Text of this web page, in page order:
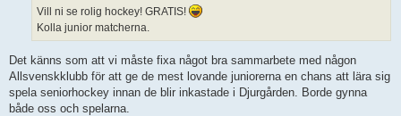
Vill ni se rolig hockey! GRATIS!
Kolla junior matcherna.
Det känns som att vi måste fixa något bra sammarbete med någon
Allsvenskklubb för att ge de mest lovande juniorerna en chans att lära sig
spela seniorhockey innan de blir inkastade i Djurgården. Borde gynna
både oss och spelarna.